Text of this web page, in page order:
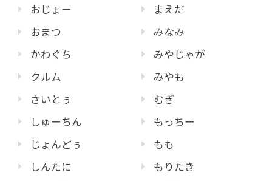
おじょー
おまつ
かわぐち
クルム
さいとぅ
しゅーちん
じょんどぅ
しんたに
まえだ
みなみ
みやじゃが
みやも
むぎ
もっちー
もも
もりたき